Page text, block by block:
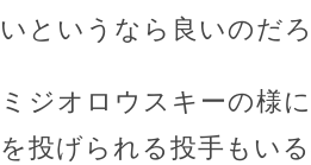
いというなら良いのだろ
ミジオロウスキーの様
を投げられる投手もい